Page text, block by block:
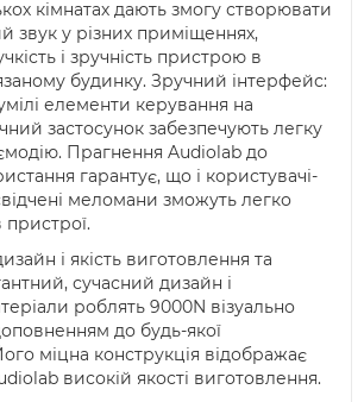
кімнатах дають змогу створювати
звук у різних приміщеннях,
і зручність пристрою в
будинку. Зручний інтерфейс:
елементи керування на
застосунок забезпечують легку
Прагнення Audiolab до
гарантує, що і користувачі-
меломани зможуть легко
пристрої.
і якість виготовлення та
сучасний дизайн і
роблять 9000N візуально
до будь-якої
міцна конструкція відображає
високій якості виготовлення.